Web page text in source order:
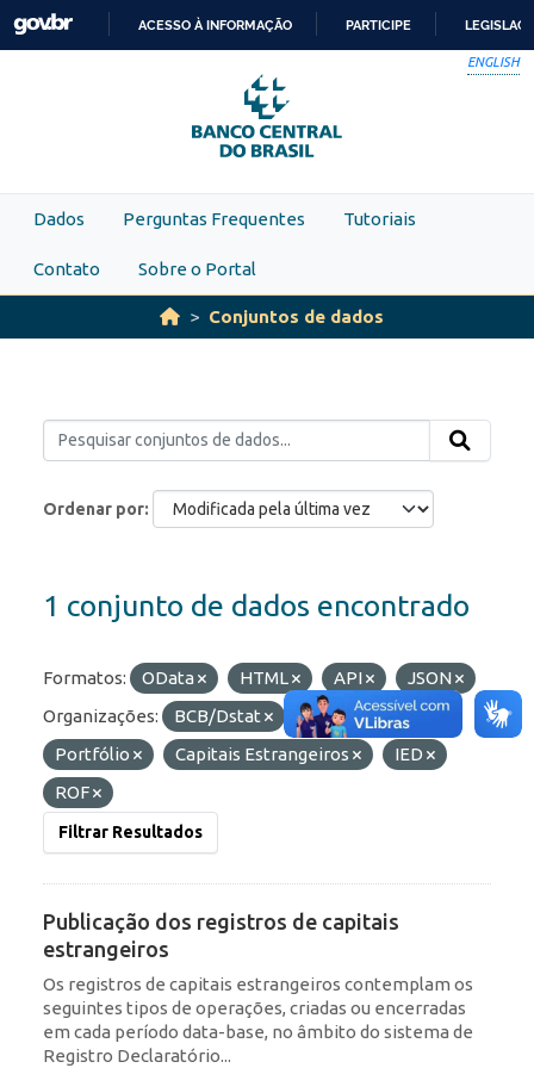
Skip to main content
PARA
O
CONTEÚDO
ACESSO À INFORMAÇÃO PARTICIPE
ENGLISH
Dados Perguntas Frequentes Tutoriais
Contato Sobre o Portal
Conjuntos de dados
Ordenar por
1 conjunto de dados encontrado
Formatos: OData HTML API
JSON
Organizações:
BCB/Dstat
Etiquetas:
Portfólio
Capitais Estrangeiros
IED
ROF
Filtrar Resultados
Publicação dos registros de capitais
estrangeiros
Os registros de capitais estrangeiros contemplam os
seguintes tipos de operações, criadas ou encerradas
em cada período data-base, no âmbito do sistema de
Registro Declaratório...